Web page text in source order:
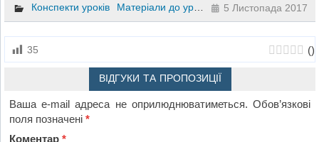
Конспекти уроків Матеріали до уроків Історія 7 клас
5 Листопада 2017
35 ()
ВІДГУКИ ТА ПРОПОЗИЦІЇ
Ваша e-mail адреса не оприлюднюватиметься. Обов’язкові
поля позначені*
Коментар*